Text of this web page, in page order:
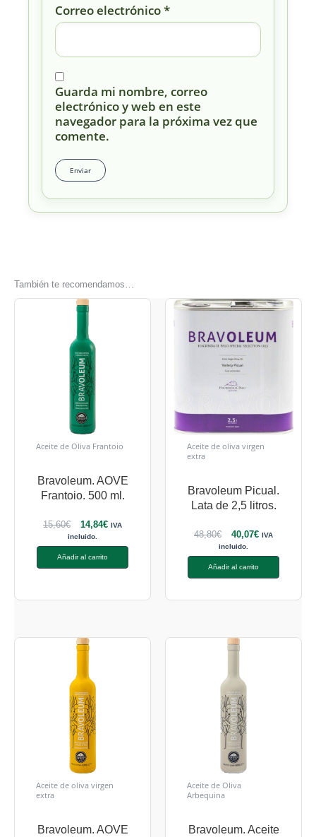
Correo electrónico*
Guarda mi nombre, correo
electrónico y web en este
navegador para la próxima vez que
comente.
También te recomendamos…
Aceite de Oliva Frantoio
Bravoleum. AOVE
Frantoio. 500 ml.
15,60€ 14,84€ IVA
incluido.
Añadir al carrito
Aceite de oliva virgen
extra
Bravoleum Picual.
Lata de 2,5 litros.
48,80€ 40,07€ IVA
incluido.
Añadir al carrito
Aceite de oliva virgen
extra
Bravoleum. AOVE
Aceite de Oliva
Arbequina
Bravoleum. Aceite